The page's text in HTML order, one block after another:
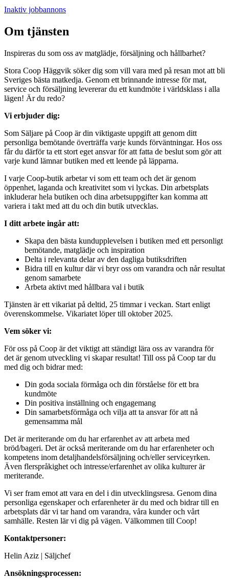
Inaktiv jobbannons
Om tjänsten
Inspireras du som oss av matglädje, försäljning och hållbarhet?
Stora Coop Häggvik söker dig som vill vara med på resan mot att bli
Sveriges bästa matkedja. Genom ett brinnande intresse för mat,
service och försäljning levererar du ett kundmöte i världsklass i alla
lägen! Är du redo?
Vi erbjuder dig:
Som Säljare på Coop är din viktigaste uppgift att genom ditt
personliga bemötande överträffa varje kunds förväntningar. Hos oss
får du därför ta ett stort eget ansvar för att fatta de beslut som gör att
varje kund lämnar butiken med ett leende på läpparna.
I varje Coop-butik arbetar vi som ett team och det är genom
öppenhet, laganda och kreativitet som vi lyckas. Din arbetsplats
inkluderar hela butiken och dina arbetsuppgifter kan komma att
variera i takt med att du och din butik utvecklas.
I ditt arbete ingår att:
Skapa den bästa kundupplevelsen i butiken med ett personligt
bemötande, matglädje och inspiration
Delta i relevanta delar av den dagliga butiksdriften
Bidra till en kultur där vi bryr oss om varandra och når resultat
genom samarbete
Arbeta aktivt med hållbara val i butik
Tjänsten är ett vikariat på deltid, 25 timmar i veckan. Start enligt
överenskommelse. Vikariatet löper till oktober 2025.
Vem söker vi:
För oss på Coop är det viktigt att ständigt lära oss av varandra för
det är genom utveckling vi skapar resultat! Till oss på Coop tar du
med dig och bidrar med:
Din goda sociala förmåga och din förståelse för ett bra
kundmöte
Din positiva inställning och engagemang
Din samarbetsförmåga och vilja att ta ansvar för att nå
gemensamma mål
Det är meriterande om du har erfarenhet av att arbeta med
bröd/bageri. Det är också meriterande om du har erfarenheter och
kompetens inom detaljhandelsförsäljning och/eller serviceyrken.
Även flerspråkighet och intresse/erfarenhet av olika kulturer är
meriterande.
Vi ser fram emot att vara en del i din utvecklingsresa. Genom dina
personliga egenskaper och erfarenheter är du med och bidrar till en
arbetsplats där vi tar hand om varandra, våra kunder och vårt
samhälle. Resten lär vi dig på vägen. Välkommen till Coop!
Kontaktpersoner:
Helin Aziz | Säljchef
Ansökningsprocessen: